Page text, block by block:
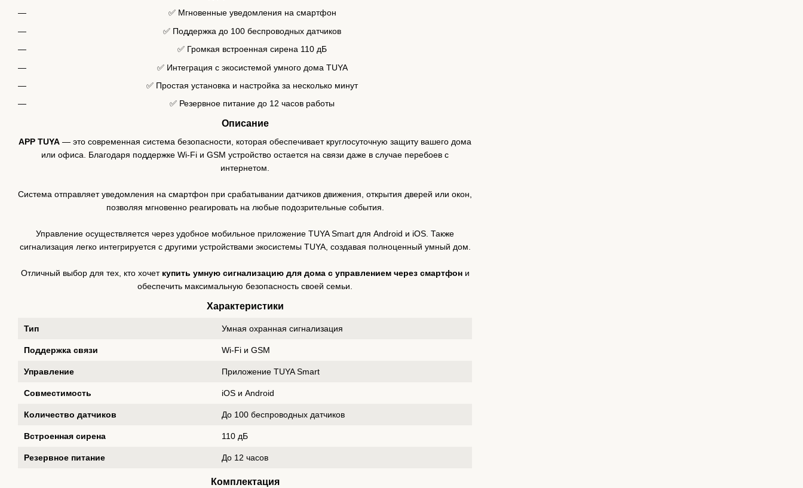
✅ Мгновенные уведомления на смартфон
✅ Поддержка до 100 беспроводных датчиков
✅ Громкая встроенная сирена 110 дБ
✅ Интеграция с экосистемой умного дома TUYA
✅ Простая установка и настройка за несколько минут
✅ Резервное питание до 12 часов работы
Описание
APP TUYA — это современная система безопасности, которая обеспечивает круглосуточную защиту вашего дома
или офиса. Благодаря поддержке Wi-Fi и GSM устройство остается на связи даже в случае перебоев с
интернетом.
Система отправляет уведомления на смартфон при срабатывании датчиков движения, открытия дверей или окон,
позволяя мгновенно реагировать на любые подозрительные события.
Управление осуществляется через удобное мобильное приложение TUYA Smart для Android и iOS. Также
сигнализация легко интегрируется с другими устройствами экосистемы TUYA, создавая полноценный умный дом.
Отличный выбор для тех, кто хочет купить умную сигнализацию для дома с управлением через смартфони
обеспечить максимальную безопасность своей семьи.
Характеристики
Тип Умная охранная сигнализация
Поддержка связи Wi-Fi и GSM
Управление Приложение TUYA Smart
Совместимость iOS и Android
Количество датчиков До 100 беспроводных датчиков
Встроенная сирена 110 дБ
Резервное питание До 12 часов
Комплектация